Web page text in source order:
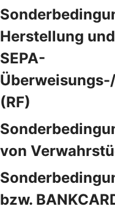
Herstellung
SEPA-
(RF)
von
bzw.